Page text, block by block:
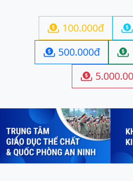
 100.000đ 
 500.000đ 

Previous